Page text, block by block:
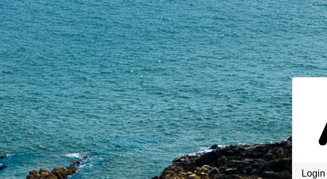
Saltar para o conteúdo
Login